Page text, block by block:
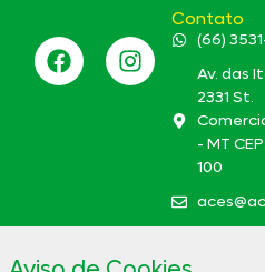
Contato
(66)
Av. das
2331 St.
- MT
100